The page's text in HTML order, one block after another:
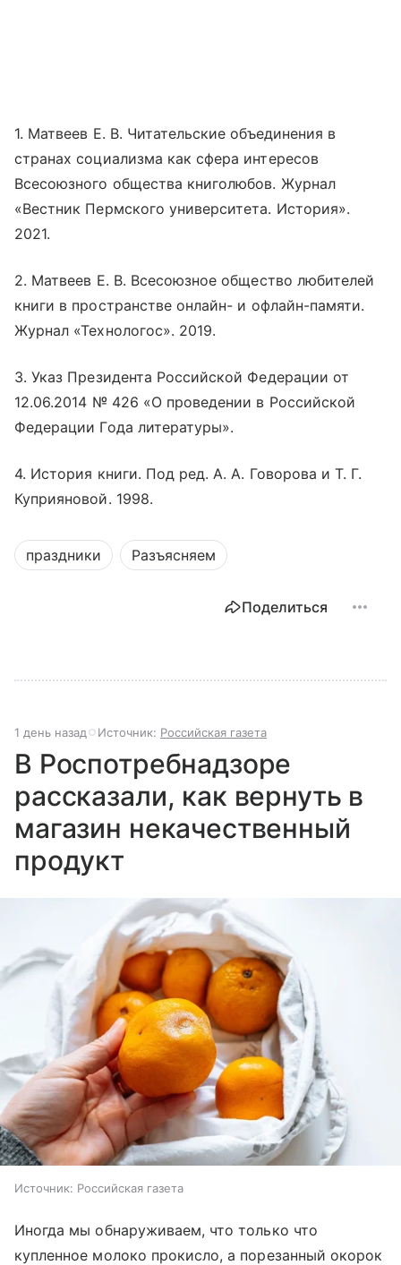
1. Матвеев Е. В. Читательские объединения в
странах социализма как сфера интересов
Всесоюзного общества книголюбов. Журнал
«Вестник Пермского университета. История».
2021.
2. Матвеев Е. В. Всесоюзное общество любителей
книги в пространствеонлайн- и офлайн-памяти.
Журнал «Технологос». 2019.
3. Указ Президента Российской Федерации от
12.06.2014 № 426 «О проведении в Российской
Федерации Года литературы».
4. История книги. Под ред. А. А. Говорова и Т. Г.
Куприяновой. 1998.
праздники Разъясняем
Поделиться
1 день назад Источник: Российская газета
В Роспотребнадзоре
рассказали, как вернуть в
магазин некачественный
продукт
Источник: Российская газета
Иногда мы обнаруживаем, что только что
купленное молоко прокисло, а порезанный окорок